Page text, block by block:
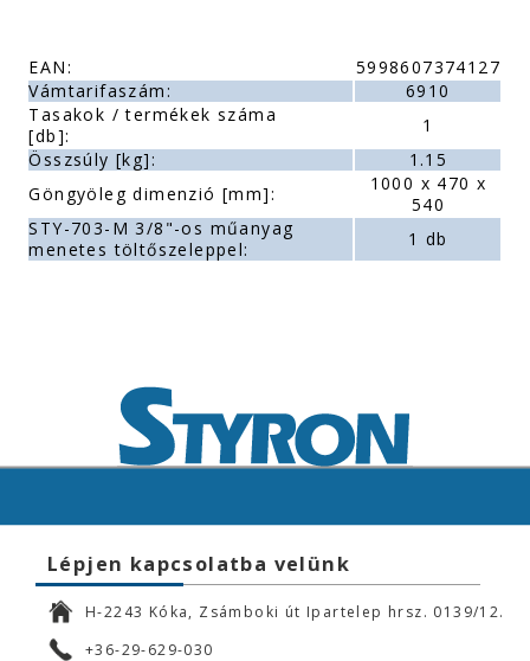
EAN:
5998607374127
Vámtarifaszám:
6910
Tasakok / termékek száma
[db]:
1
Összsúly [kg]:
1.15
Göngyöleg dimenzió [mm]:
1000 x 470 x
540
STY-703-M 3/8"-os műanyag
menetes töltőszeleppel:
1 db
Lépjen kapcsolatba velünk
H-2243 Kóka, Zsámboki út Ipartelep hrsz. 0139/12.
+36-29-629-030